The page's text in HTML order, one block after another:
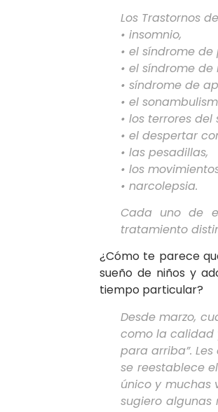
Los Trastornos
• insomnio,
• el síndrome
• el síndrome
• síndrome de
• el
• los terrores del
• el despertar
• las pesadillas,
• los
• narcolepsia.
Cada uno de
tratamiento
¿Cómo te parece
sueño de niños y
tiempo particular?
Desde marzo,
como la calidad
para arriba”.
se reestablece
único y muchas
sugiero